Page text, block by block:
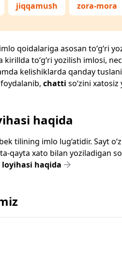
jiqqamush zora-mora
qoidalariga asosan to‘g‘ri
to‘g‘ri yozilish imlosi,
kelishiklarda qanday
chatti so‘zini xatosiz
haqida
tilining imlo lug‘atidir. Sayt
qayta xato bilan yoziladigan
haqida